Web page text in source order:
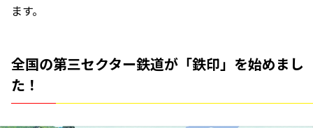
ます。
全国の第三セクター鉄道が「鉄印」を始めまし
た！